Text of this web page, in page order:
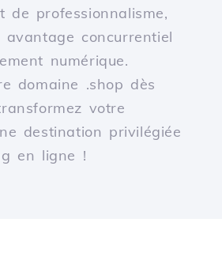
de professionnalisme,
concurrentiel
numérique.
domaine .shop dès
votre
destination privilégiée
en ligne !